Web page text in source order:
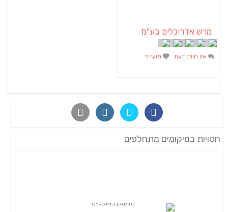
מרש אדריכלים בע"מ
אין חוות דעת מועדף
חסויות במיקומים מתחלפים